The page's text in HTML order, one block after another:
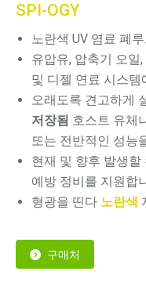
SPI-OGY
노란색 UV 염료 폐
유압유, 압축기 오일
및 디젤 연료 시스템
오래도록 견고하게
저장됨 호스트 유체
또는 전반적인 성능
현재 및 향후 발생
예방 정비를 지원합
형광을 띤다 노란색
구매처